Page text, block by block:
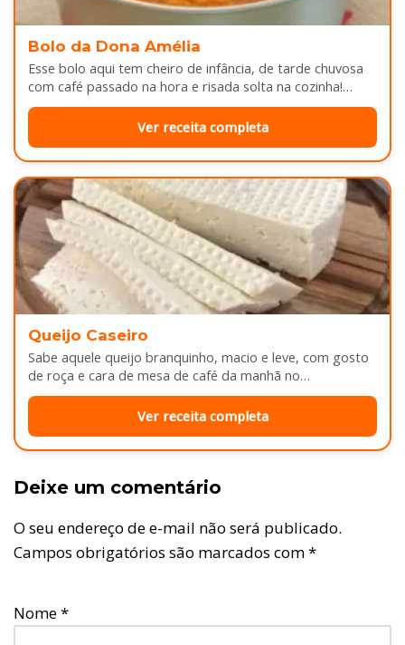
Bolo da Dona Amélia
Esse bolo aqui tem cheiro de infância, de tarde chuvosa
com café passado na hora e risada solta na cozinha!…
Ver receita completa
Queijo Caseiro
Sabe aquele queijo branquinho, macio e leve, com gosto
de roça e cara de mesa de café da manhã no…
Ver receita completa
Deixe um comentário
O seu endereço de e-mail não será publicado.
Campos obrigatórios são marcados com*
Nome*